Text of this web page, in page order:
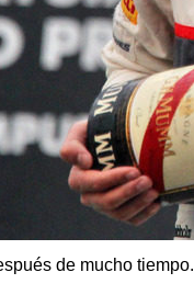
de mucho tiempo.